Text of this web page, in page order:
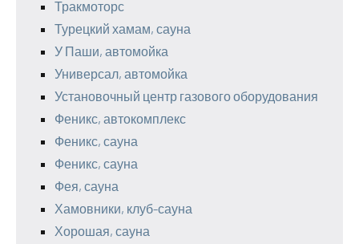
Тракмоторс
Турецкий хамам, сауна
У Паши, автомойка
Универсал, автомойка
Установочный центр газового оборудования
Феникс, автокомплекс
Феникс, сауна
Феникс, сауна
Фея, сауна
Хамовники, клуб-сауна
Хорошая, сауна